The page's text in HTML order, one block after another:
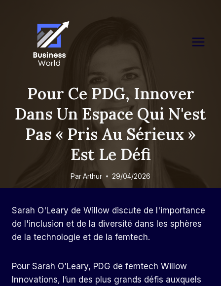
Pour Ce PDG, Innover
Dans Un Espace Qui N'est
Pas « Pris Au Sérieux »
Est Le Défi
ParArthur 29/04/2026
Sarah O'Leary de Willow discute de l'importance
de l'inclusion et de la diversité dans les sphères
de la technologie et de la femtech.
Pour Sarah O'Leary, PDG de femtech Willow
Innovations, l’un des plus grands défis auxquels